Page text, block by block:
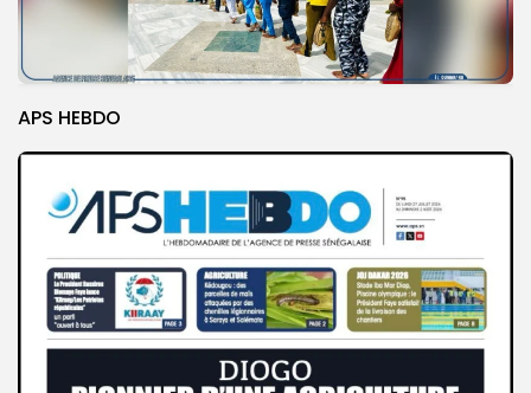
APS HEBDO